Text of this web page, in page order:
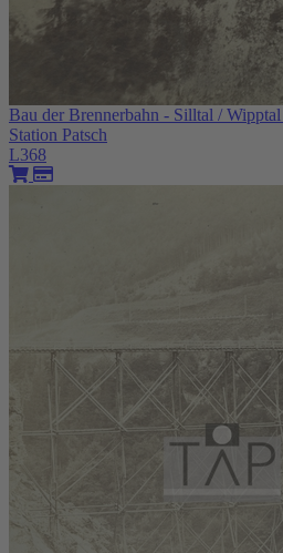
Bau der Brennerbahn - Silltal /
Station Patsch
L368